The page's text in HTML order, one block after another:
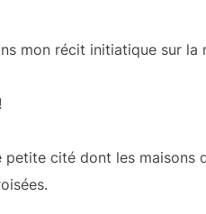
mon récit initiatique sur la
petite cité dont les maisons